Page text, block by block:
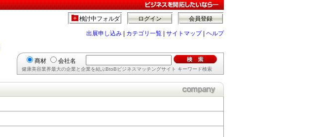
会員登録
ログイン
検討中フォルダ
出展申し込み カテゴリ一覧 サイトマップ| ヘルプ
商材 会社名
健康美容業界最大の企業と企業を結ぶBtoBビジネスマッチングサイト キーワード検索